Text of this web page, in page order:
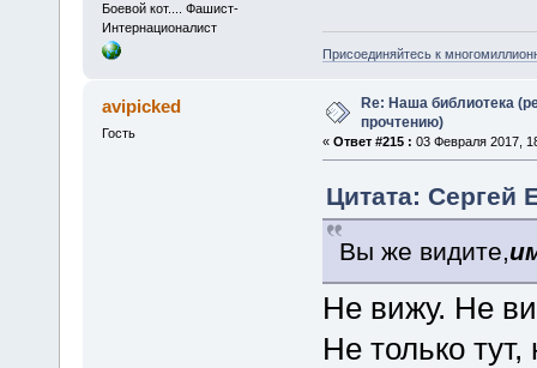
Боевой кот.... Фашист-
Интернационалист
Присоединяйтесь к
avipicked
Гость
Re: Наша библиотека
прочтению)
« Ответ #215 : 03 Февраля 2017,
Цитата: Сергей
Вы же видите,
Не вижу. Не
Не только